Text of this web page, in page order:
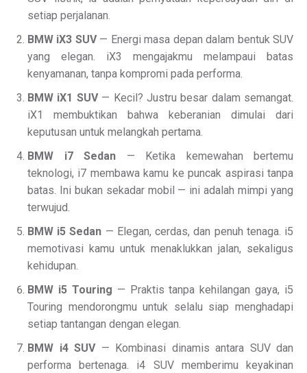
setiap perjalanan.
BMW iX3 SUV— Energi masa depan dalam bentuk SUV
yang elegan. iX3 mengajakmu melampaui batas
kenyamanan, tanpa kompromi pada performa.
BMW iX1 SUV— Kecil? Justru besar dalam semangat.
iX1 membuktikan bahwa keberanian dimulai dari
keputusan untuk melangkah pertama.
BMW i7 Sedan — Ketika kemewahan bertemu
teknologi, i7 membawa kamu ke puncak aspirasi tanpa
batas. Ini bukan sekadar mobil — ini adalah mimpi yang
terwujud.
BMW i5 Sedan — Elegan, cerdas, dan penuh tenaga. i5
memotivasi kamu untuk menaklukkan jalan, sekaligus
kehidupan.
BMW i5 Touring — Praktis tanpa kehilangan gaya, i5
Touring mendorongmu untuk selalu siap menghadapi
setiap tantangan dengan elegan.
BMW i4 SUV— Kombinasi dinamis antara SUV dan
performa bertenaga. i4 SUV memberimu keyakinan